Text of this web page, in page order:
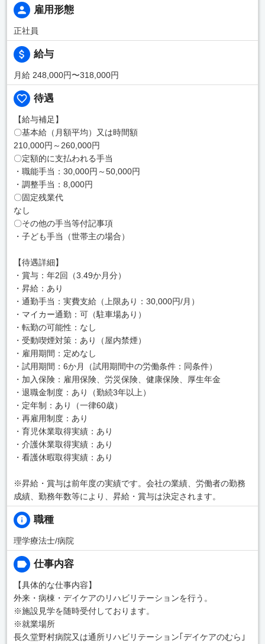
雇用形態
正社員
給与
月給 248,000円〜318,000円
待遇
【給与補足】
〇基本給（月額平均）又は時間額
210,000円～260,000円
〇定額的に支払われる手当
・職能手当：30,000円～50,000円
・調整手当：8,000円
〇固定残業代
なし
〇その他の手当等付記事項
・子ども手当（世帯主の場合）
【待遇詳細】
・賞与：年2回（3.49か月分）
・昇給：あり
・通勤手当：実費支給（上限あり：30,000円/月）
・マイカー通勤：可（駐車場あり）
・転勤の可能性：なし
・受動喫煙対策：あり（屋内禁煙）
・雇用期間：定めなし
・試用期間：6か月（試用期間中の労働条件：同条件）
・加入保険：雇用保険、労災保険、健康保険、厚生年金
・退職金制度：あり（勤続3年以上）
・定年制：あり（一律60歳）
・再雇用制度：あり
・育児休業取得実績：あり
・介護休業取得実績：あり
・看護休暇取得実績：あり
※昇給・賞与は前年度の実績です。会社の業績、労働者の勤務
成績、勤務年数等により、昇給・賞与は決定されます。
職種
理学療法士/病院
仕事内容
【具体的な仕事内容】
外来・病棟・デイケアのリハビリテーションを行う。
※施設見学を随時受付しております。
※就業場所
長久堂野村病院又は通所リハビリテーション｢デイケアのむら｣